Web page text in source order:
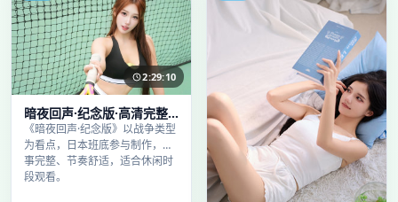
2:29:10
暗夜回声·纪念版·高清完整
收录适合周末一口气刷完
《暗夜回声·纪念版》以战争类型
为看点，日本班底参与制作，叙
事完整、节奏舒适，适合休闲时
段观看。